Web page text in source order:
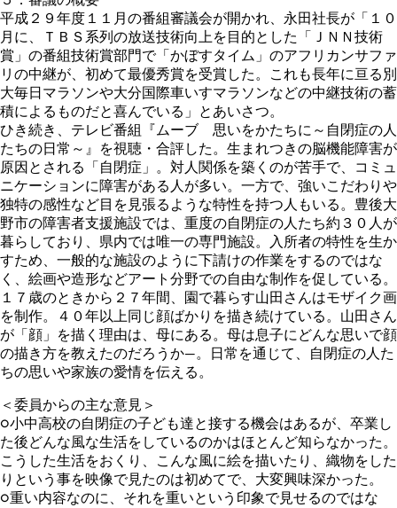
平成２９年度１１月の番組審議会が開かれ、永田社長が「１０
月に、ＴＢＳ系列の放送技術向上を目的とした「ＪＮＮ技術
賞」の番組技術賞部門で「かぼすタイム」のアフリカンサファ
リの中継が、初めて最優秀賞を受賞した。これも長年に亘る別
大毎日マラソンや大分国際車いすマラソンなどの中継技術の蓄
積によるものだと喜んでいる」とあいさつ。
ひき続き、テレビ番組『ムーブ 思いをかたちに～自閉症の人
たちの日常～』を視聴・合評した。生まれつきの脳機能障害が
原因とされる「自閉症」。対人関係を築くのが苦手で、コミュ
ニケーションに障害がある人が多い。一方で、強いこだわりや
独特の感性など目を見張るような特性を持つ人もいる。豊後大
野市の障害者支援施設では、重度の自閉症の人たち約３０人が
暮らしており、県内では唯一の専門施設。入所者の特性を生か
すため、一般的な施設のように下請けの作業をするのではな
く、絵画や造形などアート分野での自由な制作を促している。
１７歳のときから２７年間、園で暮らす山田さんはモザイク画
を制作。４０年以上同じ顔ばかりを描き続けている。山田さん
が「顔」を描く理由は、母にある。母は息子にどんな思いで顔
の描き方を教えたのだろうか―。日常を通じて、自閉症の人た
ちの思いや家族の愛情を伝える。
＜委員からの主な意見＞
○小中高校の自閉症の子ども達と接する機会はあるが、卒業し
た後どんな風な生活をしているのかはほとんど知らなかった。
こうした生活をおくり、こんな風に絵を描いたり、織物をした
りという事を映像で見たのは初めてで、大変興味深かった。
○重い内容なのに、それを重いという印象で見せるのではな